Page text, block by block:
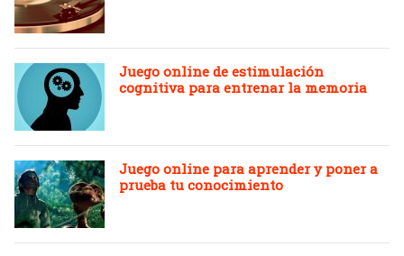
Juego online de estimulación
cognitiva para entrenar la memoria
Juego online para aprender y poner a
prueba tu conocimiento